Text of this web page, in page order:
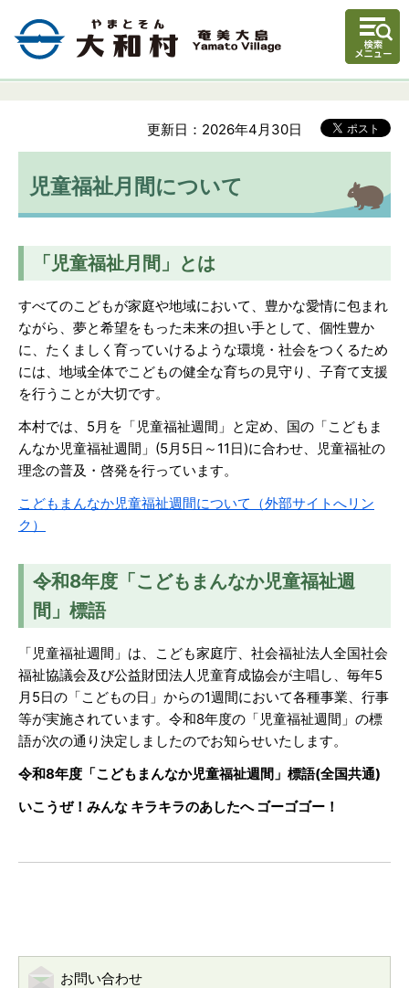
更新日：2026年4月30日
児童福祉月間について
「児童福祉月間」とは
すべてのこどもが家庭や地域において、豊かな愛情に包まれ
ながら、夢と希望をもった未来の担い手として、個性豊か
に、たくましく育っていけるような環境・社会をつくるため
には、地域全体でこどもの健全な育ちの見守り、子育て支援
を行うことが大切です。
本村では、5月を「児童福祉週間」と定め、国の「こどもま
んなか児童福祉週間」(5月5日～11日)に合わせ、児童福祉の
理念の普及・啓発を行っています。
こどもまんなか児童福祉週間について（外部サイトへリン
ク）
令和8年度「こどもまんなか児童福祉週
間」標語
「児童福祉週間」は、こども家庭庁、社会福祉法人全国社会
福祉協議会及び公益財団法人児童育成協会が主唱し、毎年5
月5日の「こどもの日」からの1週間において各種事業、行事
等が実施されています。令和8年度の「児童福祉週間」の標
語が次の通り決定しましたのでお知らせいたします。
令和8年度「こどもまんなか児童福祉週間」標語(全国共通)
いこうぜ！みんな キラキラのあしたへ ゴーゴゴー！
お問い合わせ